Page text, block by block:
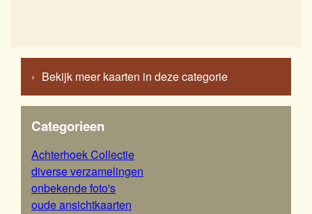
Bekijk meer kaarten in deze categorie
Categorieen
Achterhoek Collectie
diverse verzamelingen
onbekende foto's
oude ansichtkaarten